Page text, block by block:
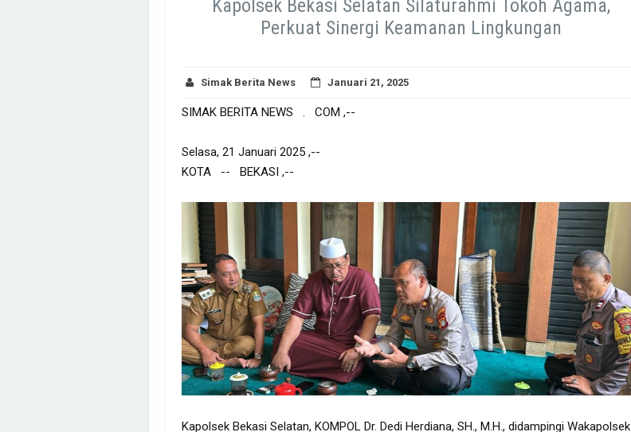
Kapolsek Bekasi Selatan Silaturahmi Tokoh Agama,
Perkuat Sinergi Keamanan Lingkungan
Simak Berita News Januari 21, 2025
SIMAK BERITA NEWS . COM ,--
Selasa, 21 Januari 2025 ,--
KOTA -- BEKASI ,--
Kapolsek Bekasi Selatan, KOMPOL Dr. Dedi Herdiana, SH., M.H., didampingi Wakapolsek